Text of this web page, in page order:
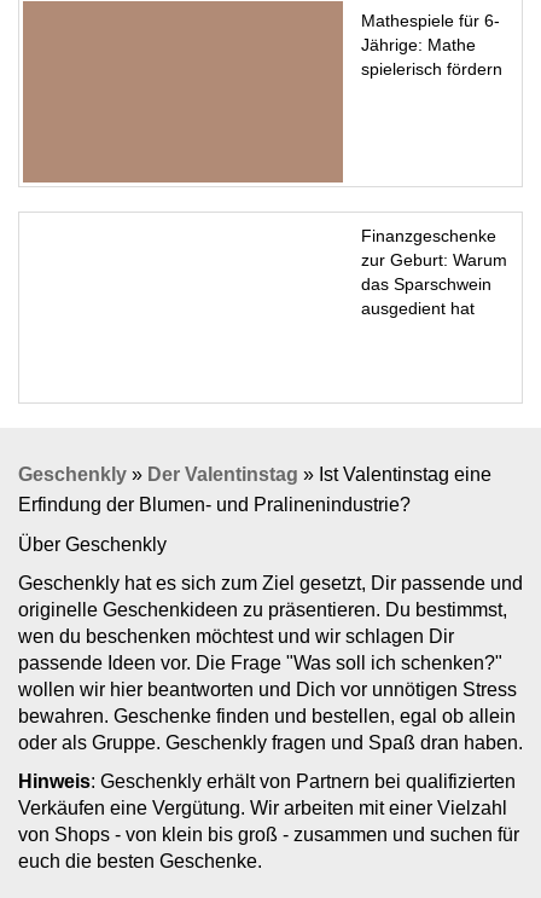
Mathespiele für 6-
Jährige: Mathe
spielerisch fördern
Finanzgeschenke
zur Geburt: Warum
das Sparschwein
ausgedient hat
Geschenkly » Der Valentinstag » Ist Valentinstag eine
Erfindung der Blumen- und Pralinenindustrie?
Über Geschenkly
Geschenkly hat es sich zum Ziel gesetzt, Dir passende und
originelle Geschenkideen zu präsentieren. Du bestimmst,
wen du beschenken möchtest und wir schlagen Dir
passende Ideen vor. Die Frage "Was soll ich schenken?"
wollen wir hier beantworten und Dich vor unnötigen Stress
bewahren. Geschenke finden und bestellen, egal ob allein
oder als Gruppe. Geschenkly fragen und Spaß dran haben.
Hinweis: Geschenkly erhält von Partnern bei qualifizierten
Verkäufen eine Vergütung. Wir arbeiten mit einer Vielzahl
von Shops - von klein bis groß - zusammen und suchen für
euch die besten Geschenke.